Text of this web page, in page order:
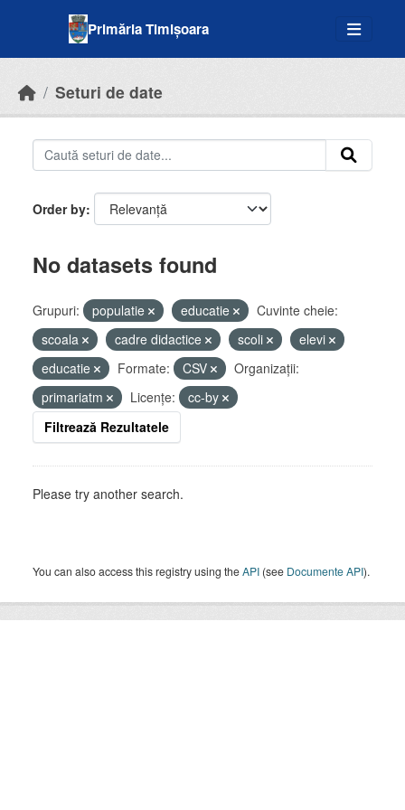
Primăria Timișoara
Seturi de date
Order by
No datasets found
Grupuri: populatie educatie
Cuvinte cheie:
scoala
cadre didactice scoli
elevi
educatie
Formate: CSV
Organizații:
primariatm
Licenţe:
cc-by
Filtrează Rezultatele
Please try another search.
You can also access this registry using theAPI (see Documente API).